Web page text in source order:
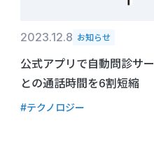
2023.12.8 お知らせ
公式アプリで自動問診サ
との通話時間を6割短縮
#テクノロジー